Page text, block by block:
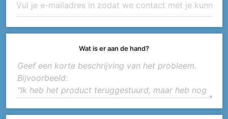
Wat is er aan de hand?